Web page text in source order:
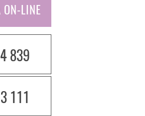
ON-LINE
839
111